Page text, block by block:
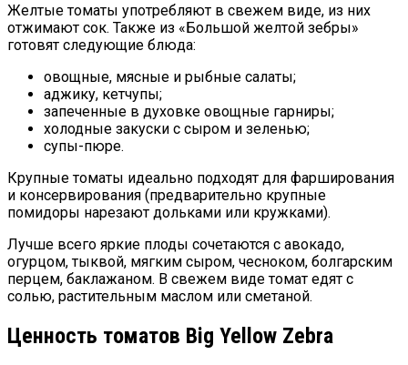
Желтые томаты употребляют в свежем виде, из них
отжимают сок. Также из «Большой желтой зебры»
готовят следующие блюда:
овощные, мясные и рыбные салаты;
аджику, кетчупы;
запеченные в духовке овощные гарниры;
холодные закуски с сыром и зеленью;
супы-пюре.
Крупные томаты идеально подходят для фарширования
и консервирования (предварительно крупные
помидоры нарезают дольками или кружками).
Лучше всего яркие плоды сочетаются с авокадо,
огурцом, тыквой, мягким сыром, чесноком, болгарским
перцем, баклажаном. В свежем виде томат едят с
солью, растительным маслом или сметаной.
Ценность томатов Big Yellow Zebra